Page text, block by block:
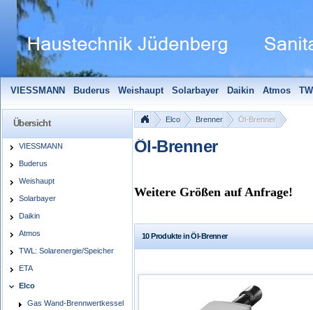
VIESSMANN Buderus Weishaupt Solarbayer Daikin Atmos
Solarfocus
Wolf Pelletmaulwurf + Zubehör Edle Badheizkörper
Übersicht
VIESSMANN
Buderus
Weishaupt
Solarbayer
Daikin
Atmos
TWL: Solarenergie/Speicher
ETA
Elco
Gas Wand-Brennwertkessel
Elco Brenner Öl-Brenner
Öl-Brenner
Weitere Größen auf Anfrage!
10 Produkte in Öl-Brenner